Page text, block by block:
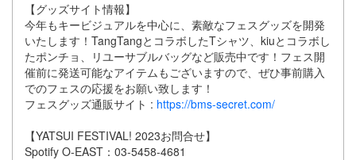
【グッズサイト情報】
今年もキービジュアルを中心に、素敵なフェスグッズを開発
いたします！TangTangとコラボしたTシャツ、kiuとコラボし
たポンチョ、リユーサブルバッグなど販売中です！フェス開
催前に発送可能なアイテムもございますので、ぜひ事前購入
でのフェスの応援をお願い致します！
フェスグッズ通販サイト : https://bms-secret.com/
【YATSUI FESTIVAL! 2023お問合せ】
Spotify O-EAST：03-5458-4681